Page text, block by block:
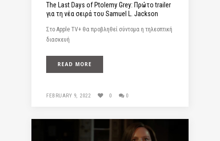
The Last Days of Ptolemy Grey: Πρώτο trailer
για τη νέα σειρά του Samuel L. Jackson
Στο Apple TV+ θα προβληθεί σύντομα η τηλεοπτική
διασκευή
READ MORE
FEBRUARY 9, 2022 0 0